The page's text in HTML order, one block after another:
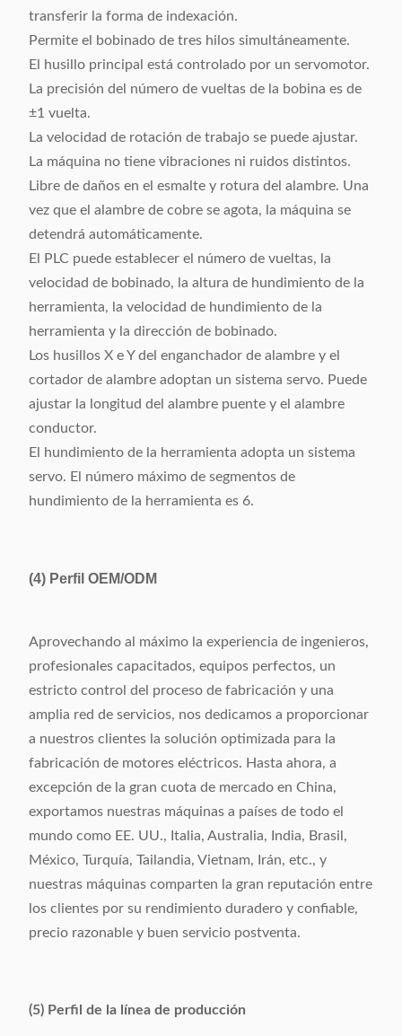
transferir la forma de indexación.
Permite el bobinado de tres hilos simultáneamente.
El husillo principal está controlado por un servomotor.
La precisión del número de vueltas de la bobina es de
±1 vuelta.
La velocidad de rotación de trabajo se puede ajustar.
La máquina no tiene vibraciones ni ruidos distintos.
Libre de daños en el esmalte y rotura del alambre. Una
vez que el alambre de cobre se agota, la máquina se
detendrá automáticamente.
El PLC puede establecer el número de vueltas, la
velocidad de bobinado, la altura de hundimiento de la
herramienta, la velocidad de hundimiento de la
herramienta y la dirección de bobinado.
Los husillos X e Y del enganchador de alambre y el
cortador de alambre adoptan un sistema servo. Puede
ajustar la longitud del alambre puente y el alambre
conductor.
El hundimiento de la herramienta adopta un sistema
servo. El número máximo de segmentos de
hundimiento de la herramienta es 6.
(4) Perfil OEM/ODM
Aprovechando al máximo la experiencia de ingenieros,
profesionales capacitados, equipos perfectos, un
estricto control del proceso de fabricación y una
amplia red de servicios, nos dedicamos a proporcionar
a nuestros clientes la solución optimizada para la
fabricación de motores eléctricos. Hasta ahora, a
excepción de la gran cuota de mercado en China,
exportamos nuestras máquinas a países de todo el
mundo como EE. UU., Italia, Australia, India, Brasil,
México, Turquía, Tailandia, Vietnam, Irán, etc., y
nuestras máquinas comparten la gran reputación entre
los clientes por su rendimiento duradero y confiable,
precio razonable y buen servicio postventa.
(5) Perfil de la línea de producción